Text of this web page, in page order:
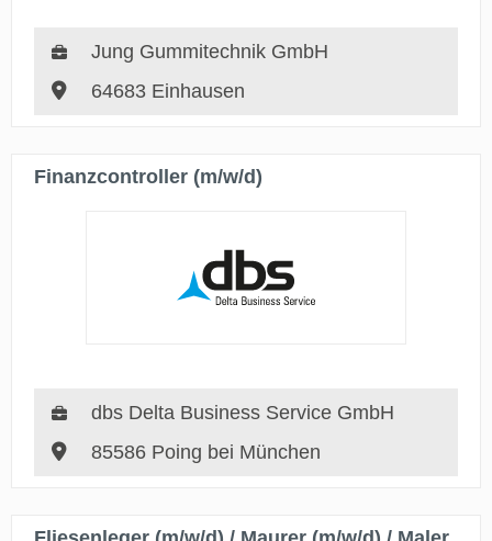
Jung Gummitechnik GmbH
64683 Einhausen
Finanzcontroller (m/w/d)
dbs Delta Business Service GmbH
85586 Poing bei München